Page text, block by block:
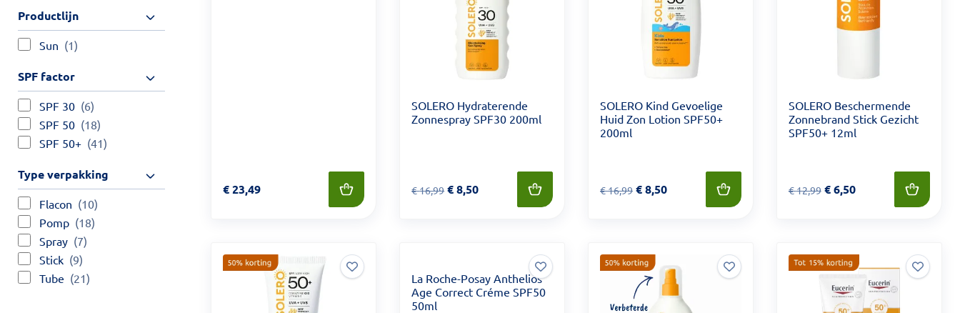
Productlijn
Sun (1)
SPF factor
SPF 30 (6)
SPF 50 (18)
SPF 50+ (41)
Type verpakking
Flacon (10)
Pomp (18)
Spray (7)
Stick (9)
Tube (21)
Prijs: € 23,49
€23,49
SOLERO Hydraterende
Zonnespray SPF30 200ml
Van € 16,99 voor € 8,50
€16,99 €8,50
SOLERO Kind Gevoelige
Huid Zon Lotion SPF50+
200ml
Van € 16,99 voor € 8,50
€16,99 €8,50
SOLERO Beschermende
Zonnebrand Stick Gezicht
SPF50+ 12ml
Van € 12,99 voor € 6,50
€12,99 €6,50
La Roche-Posay Anthelios
Age Correct Créme SPF50
50ml